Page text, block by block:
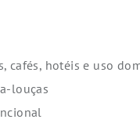
cafés, hotéis e uso
louças